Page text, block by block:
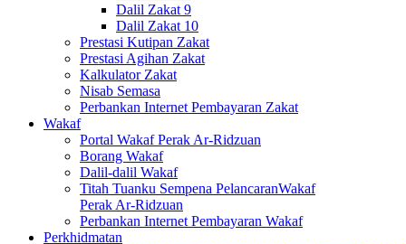
Dalil Zakat 9
Dalil Zakat 10
Prestasi Kutipan Zakat
Prestasi Agihan Zakat
Kalkulator Zakat
Nisab Semasa
Perbankan Internet Pembayaran Zakat
Wakaf
Portal Wakaf Perak Ar-Ridzuan
Borang Wakaf
Dalil-dalil Wakaf
Titah Tuanku Sempena PelancaranWakaf
Perak Ar-Ridzuan
Perbankan Internet Pembayaran Wakaf
Perkhidmatan